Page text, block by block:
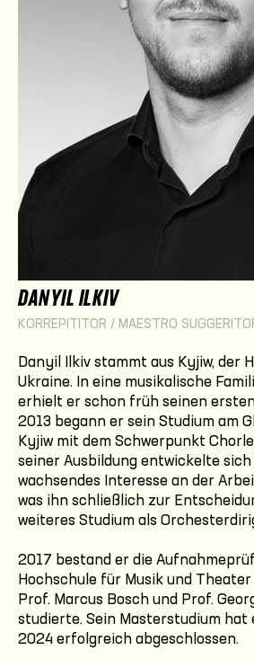
DANYIL ILKIV
KORREPITITOR / MAESTRO
Danyil Ilkiv stammt aus Kyjiw, der
Ukraine. In eine musikalische
erhielt er schon früh seinen
2013 begann er sein Studium am
Kyjiw mit dem Schwerpunkt
seiner Ausbildung entwickelte
wachsendes Interesse an der
was ihn schließlich zur
weiteres Studium als
2017 bestand er die
Hochschule für Musik und
Prof. Marcus Bosch und Prof.
studierte. Sein Masterstudium hat
2024 erfolgreich abgeschlossen.